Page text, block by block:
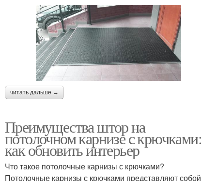
читать дальше →
Преимущества штор на
потолочном карнизе с крючками:
как обновить интерьер
Что такое потолочные карнизы с крючками?
Потолочные карнизы с крючками представляют собой